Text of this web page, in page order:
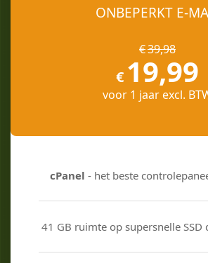
ONBEPERKT E-
€39,98
€ 19,99
voor 1 jaar excl.
cPanel - het beste
41 GB ruimte op supersnelle SSD